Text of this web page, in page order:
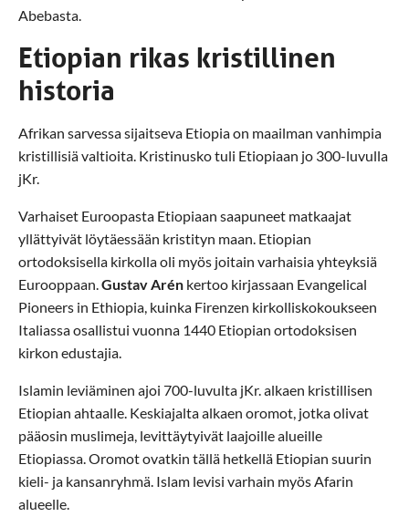
Abebasta.
Etiopian rikas kristillinen
historia
Afrikan sarvessa sijaitseva Etiopia on maailman vanhimpia
kristillisiä valtioita. Kristinusko tuli Etiopiaan jo 300-luvulla
jKr.
Varhaiset Euroopasta Etiopiaan saapuneet matkaajat
yllättyivät löytäessään kristityn maan. Etiopian
ortodoksisella kirkolla oli myös joitain varhaisia yhteyksiä
Eurooppaan. Gustav Arén kertoo kirjassaan Evangelical
Pioneers in Ethiopia, kuinka Firenzen kirkolliskokoukseen
Italiassa osallistui vuonna 1440 Etiopian ortodoksisen
kirkon edustajia.
Islamin leviäminen ajoi 700-luvulta jKr. alkaen kristillisen
Etiopian ahtaalle. Keskiajalta alkaen oromot, jotka olivat
pääosin muslimeja, levittäytyivät laajoille alueille
Etiopiassa. Oromot ovatkin tällä hetkellä Etiopian suurin
kieli- ja kansanryhmä. Islam levisi varhain myös Afarin
alueelle.